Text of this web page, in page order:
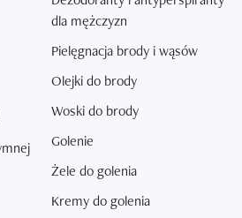
dla mężczyzn
Pielęgnacja brody i wąsów
Olejki do brody
Woski do brody
Golenie
Żele do golenia
Kremy do golenia